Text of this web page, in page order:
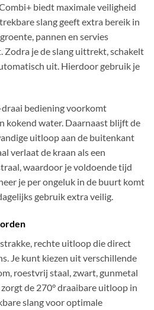
biedt maximale veiligheid
slang geeft extra bereik in
pannen en servies
Zodra je de slang uittrekt, schakelt
uit. Hierdoor gebruik je
bediening voorkomt
kokend water. Daarnaast blijft de
uitloop aan de buitenkant
verlaat de kraan als een
waardoor je voldoende tijd
je per ongeluk in de buurt komt
gebruik extra veilig.
rechte uitloop die direct
Je kunt kiezen uit verschillende
roestvrij staal, zwart, gunmetal
de 270° draaibare uitloop in
slang voor optimale